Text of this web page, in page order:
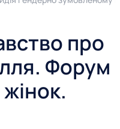
про
Форум